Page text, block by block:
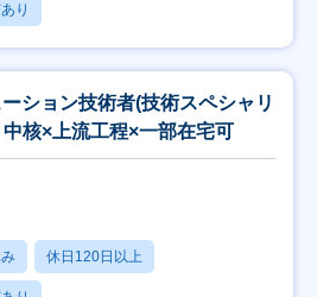
り
ション技術者(技術スペシャリ
核×上流工程×一部在宅可
休日120日以上